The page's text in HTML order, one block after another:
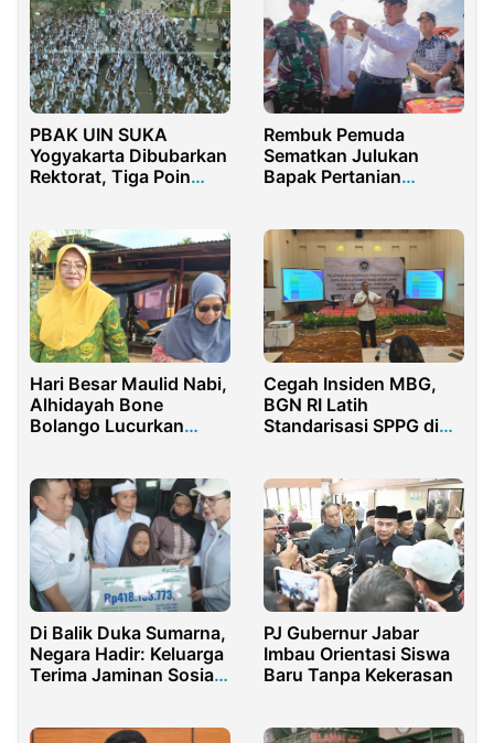
PBAK UIN SUKA
Yogyakarta Dibubarkan
Rektorat, Tiga Poin
Rembuk Pemuda
Sematkan Julukan
Bapak Pertanian
Hari Besar Maulid Nabi,
Alhidayah Bone
Bolango Lucurkan
Cegah Insiden MBG,
BGN RI Latih
Standarisasi SPPG di
Di Balik Duka Sumarna,
Negara Hadir: Keluarga
Terima Jaminan Sosial
PJ Gubernur Jabar
Imbau Orientasi Siswa
Baru Tanpa Kekerasan